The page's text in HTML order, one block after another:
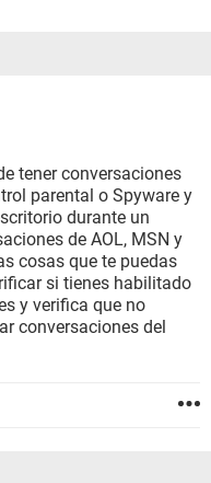
tener conversaciones
parental o Spyware y
durante un
de AOL, MSN y
cosas que te puedas
si tienes habilitado
y verifica que no
conversaciones del